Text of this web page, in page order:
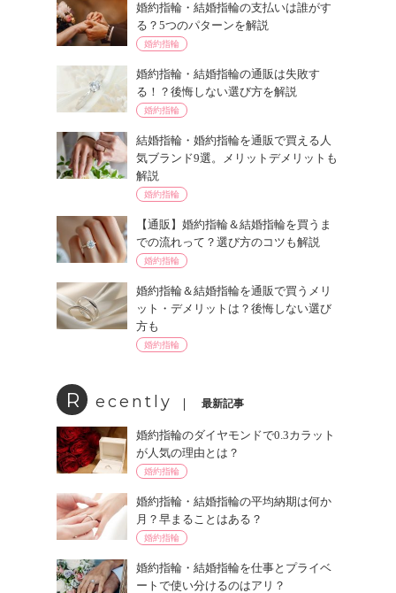
婚約指輪・結婚指輪の支払いは誰がす
る？5つのパターンを解説
婚約指輪
婚約指輪・結婚指輪の通販は失敗す
る！？後悔しない選び方を解説
婚約指輪
結婚指輪・婚約指輪を通販で買える人
気ブランド9選。メリットデメリットも
解説
婚約指輪
【通販】婚約指輪＆結婚指輪を買うま
での流れって？選び方のコツも解説
婚約指輪
婚約指輪＆結婚指輪を通販で買うメリ
ット・デメリットは？後悔しない選び
方も
婚約指輪
R ecently 最新記事
婚約指輪のダイヤモンドで0.3カラット
が人気の理由とは？
婚約指輪
婚約指輪・結婚指輪の平均納期は何か
月？早まることはある？
婚約指輪
婚約指輪・結婚指輪を仕事とプライベ
ートで使い分けるのはアリ？